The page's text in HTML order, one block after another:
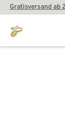
Gratisversand ab